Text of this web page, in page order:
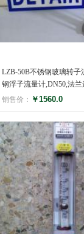
LZB-50B不锈钢玻璃转子
钢浮子流量计,DN50,法兰
销售价： ￥1560.0
评分
(0)